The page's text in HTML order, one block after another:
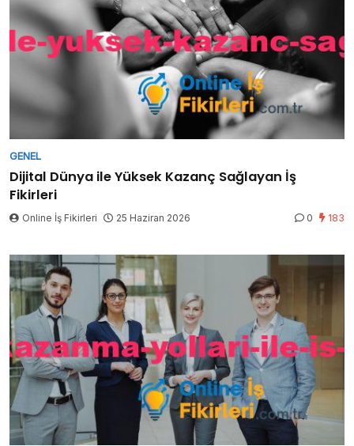
GENEL
Dijital Dünya ile Yüksek Kazanç Sağlayan İş
Fikirleri
Online İş Fikirleri 25 Haziran 2026 0 183